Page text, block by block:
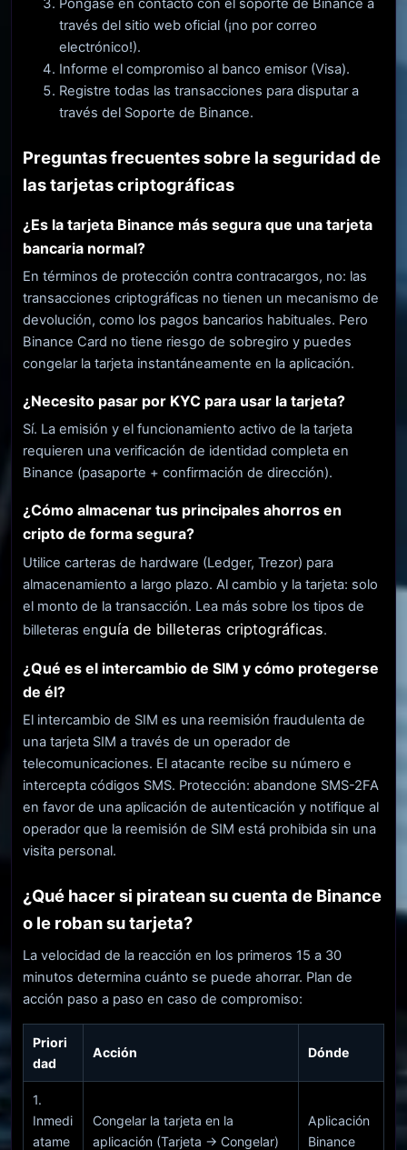
través del sitio web oficial (¡no por correo
electrónico!).
Informe el compromiso al banco emisor (Visa).
Registre todas las transacciones para disputar a
través del Soporte de Binance.
Preguntas frecuentes sobre la seguridad de
las tarjetas criptográficas
¿Es la tarjeta Binance más segura que una tarjeta
bancaria normal?
En términos de protección contra contracargos, no: las
transacciones criptográficas no tienen un mecanismo de
devolución, como los pagos bancarios habituales. Pero
Binance Card no tiene riesgo de sobregiro y puedes
congelar la tarjeta instantáneamente en la aplicación.
¿Necesito pasar por KYC para usar la tarjeta?
Sí. La emisión y el funcionamiento activo de la tarjeta
requieren una verificación de identidad completa en
Binance (pasaporte + confirmación de dirección).
¿Cómo almacenar tus principales ahorros en
cripto de forma segura?
Utilice carteras de hardware (Ledger, Trezor) para
almacenamiento a largo plazo. Al cambio y la tarjeta: solo
el monto de la transacción. Lea más sobre los tipos de
billeteras enguía de billeteras criptográficas.
¿Qué es el intercambio de SIM y cómo protegerse
de él?
El intercambio de SIM es una reemisión fraudulenta de
una tarjeta SIM a través de un operador de
telecomunicaciones. El atacante recibe su número e
intercepta códigos SMS. Protección: abandone SMS-2FA
en favor de una aplicación de autenticación y notifique al
operador que la reemisión de SIM está prohibida sin una
visita personal.
¿Qué hacer si piratean su cuenta de Binance
o le roban su tarjeta?
La velocidad de la reacción en los primeros 15 a 30
minutos determina cuánto se puede ahorrar. Plan de
acción paso a paso en caso de compromiso:
Priori
dad
Acción Dónde
1.
Inmedi
atame
Congelar la tarjeta en la
aplicación (Tarjeta -> Congelar)
Aplicación
Binance